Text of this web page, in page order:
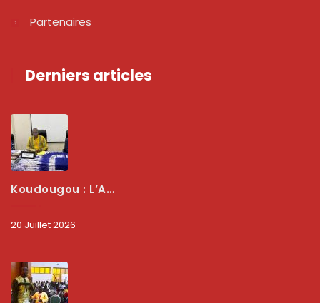
Partenaires
Derniers articles
Koudougou : L’ARCEP Renforce Le Dialogue Avec Les Associations De Consommateurs Pour Mieux Protéger Les Usagers
20 Juillet 2026